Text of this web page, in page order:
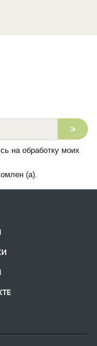
>
на обработку моих
(а).